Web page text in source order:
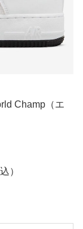
Champ（エ
）